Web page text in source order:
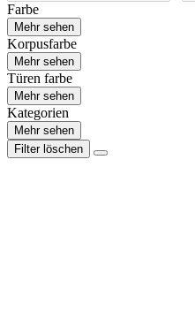
Farbe
Mehr sehen
Korpusfarbe
Mehr sehen
Türen farbe
Mehr sehen
Kategorien
Mehr sehen
Filter löschen